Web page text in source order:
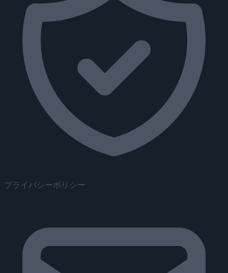
プライバシーポリシー